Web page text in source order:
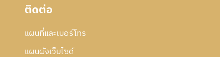
ติดต่อ
แผนที่และเบอร์โทร
แผนผังเว็บไซด์